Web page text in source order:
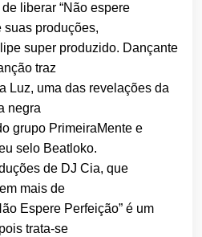
liberar “Não espere
suas produções,
super produzido. Dançante
traz
Luz, uma das revelações da
negra
grupo PrimeiraMente e
selo Beatloko.
de DJ Cia, que
mais de
Espere Perfeição” é um
trata-se